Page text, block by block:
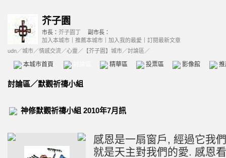
芥子園
市長： 芥子園丁
副市長：
加入本城市
推薦本城市 加入我的最愛
訂閱最新文章
udn／城市／情感交流／心靈 ／ 【芥子園】城市／討論區／
本城市首頁 精華區 投票區 影像館
討論區／默觀祈禱小組
神修默觀祈禱小組 2010年7月訊
感恩是一扇窗戶, 經過它我
就是天主對我們的愛. 感恩